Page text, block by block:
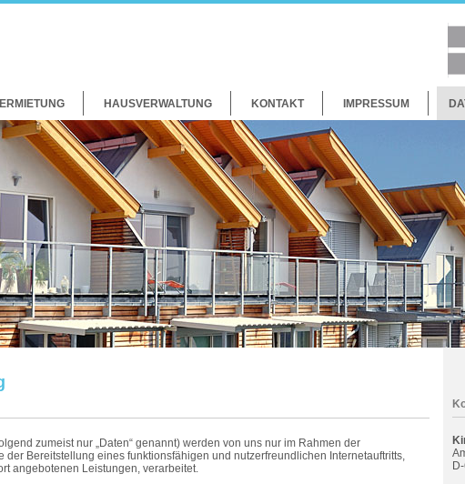
HAUSVERWALTUNG KONTAKT IMPRESSUM
zumeist nur „Daten“ genannt) werden von uns nur im Rahmen der
der Bereitstellung eines funktionsfähigen und nutzerfreundlichen Internetauftritts,
angebotenen Leistungen, verarbeitet.